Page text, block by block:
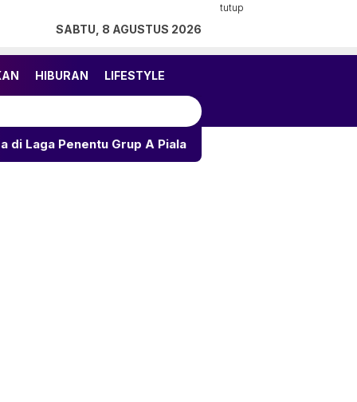
tutup
SABTU, 8 AGUSTUS 2026
HIBURAN LIFESTYLE
A Piala AFF 2026 Ramalan Asmara 12 Zodiak: